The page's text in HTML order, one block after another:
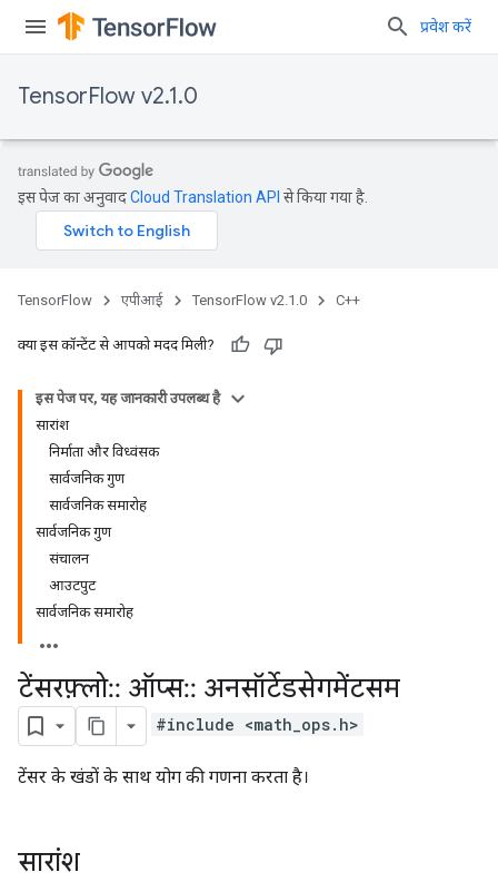
प्रवेश करें
TensorFlow v2.1.0
इस पेज का अनुवादCloud Translation API से किया गया है.
TensorFlow एपीआई TensorFlow v2.1.0 C++
क्या इस कॉन्टेंट से आपको मदद मिली?
इस पेज पर, यह जानकारी उपलब्ध है
सारांश
निर्माता और विध्वंसक
सार्वजनिक गुण
सार्वजनिक समारोह
सार्वजनिक गुण
संचालन
आउटपुट
सार्वजनिक समारोह
टेंसरफ़्लो:: ऑप्स:: अनसॉर्टेडसेगमेंटसम
#include <math_ops.h>
टेंसर के खंडों के साथ योग की गणना करता है।
सारांश